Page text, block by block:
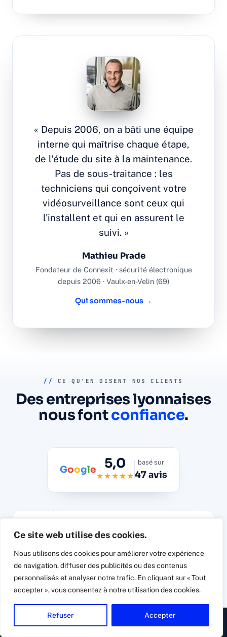
Ce site web utilise des cookies.
Nous utilisons des cookies pour améliorer votre expérience
de navigation, diffuser des publicités ou des contenus
personnalisés et analyser notre trafic. En cliquant sur « Tout
accepter », vous consentez à notre utilisation des cookies.
Refuser Accepter
« Depuis 2006, on a bâti une équipe
interne qui maîtrise chaque étape,
de l'étude du site à la maintenance.
Pas de sous-traitance : les
techniciens qui conçoivent votre
vidéosurveillance sont ceux qui
l'installent et qui en assurent le
suivi. »
Mathieu Prade
Fondateur de Connexit · sécurité électronique
depuis 2006 · Vaulx-en-Velin (69)
Qui sommes-nous →
// CE QU'EN DISENT NOS CLIENTS
Des entreprises lyonnaises
nous fontconfiance.
Google 5,0
★★★★★
basé sur
47 avis
Synchronisation automatique des avis
Google réels
Widget Trustindex.io à connecter à la fiche
Google Business Connexit à l'import : il affiche les
47 avis vérifiés avec photos, dates et réponses,
→ Voir les avis directement sur Google